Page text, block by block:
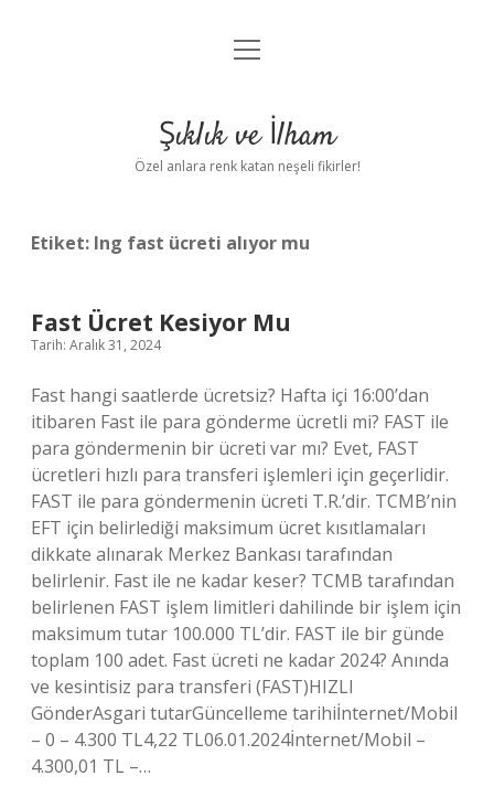
Anasayfa
Yasal Uyarı
menüyü
Şıklık ve İlham
Özel anlara renk katan neşeli fikirler!
Etiket: Ing fast ücreti alıyor mu
Fast Ücret Kesiyor Mu
Tarih: Aralık 31, 2024
Fast hangi saatlerde ücretsiz? Hafta içi 16:00’dan
itibaren Fast ile para gönderme ücretli mi? FAST ile
para göndermenin bir ücreti var mı? Evet, FAST
ücretleri hızlı para transferi işlemleri için geçerlidir.
FAST ile para göndermenin ücreti T.R.’dir. TCMB’nin
EFT için belirlediği maksimum ücret kısıtlamaları
dikkate alınarak Merkez Bankası tarafından
belirlenir. Fast ile ne kadar keser? TCMB tarafından
belirlenen FAST işlem limitleri dahilinde bir işlem için
maksimum tutar 100.000 TL’dir. FAST ile bir günde
toplam 100 adet. Fast ücreti ne kadar 2024? Anında
ve kesintisiz para transferi (FAST)HIZLI
GönderAsgari tutarGüncelleme tarihiİnternet/Mobil
– 0 – 4.300 TL4,22 TL06.01.2024İnternet/Mobil –
4.300,01 TL –…